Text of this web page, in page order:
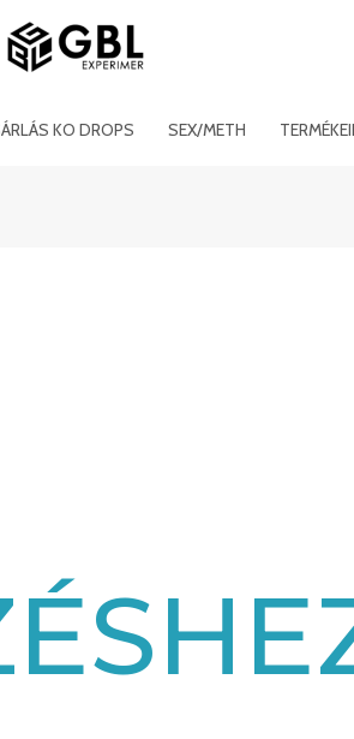
KO DROPS SEX/METH